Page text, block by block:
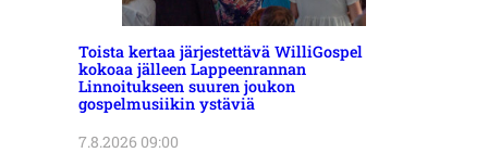
Toista kertaa järjestettävä WilliGospel
kokoaa jälleen Lappeenrannan
Linnoitukseen suuren joukon
gospelmusiikin ystäviä
7.8.2026 09:00